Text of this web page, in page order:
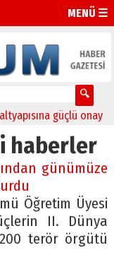
MENÜ ☰
güçlü onay
haberler
günümüze
Öğretim Üyesi
II. Dünya
terör örgütü